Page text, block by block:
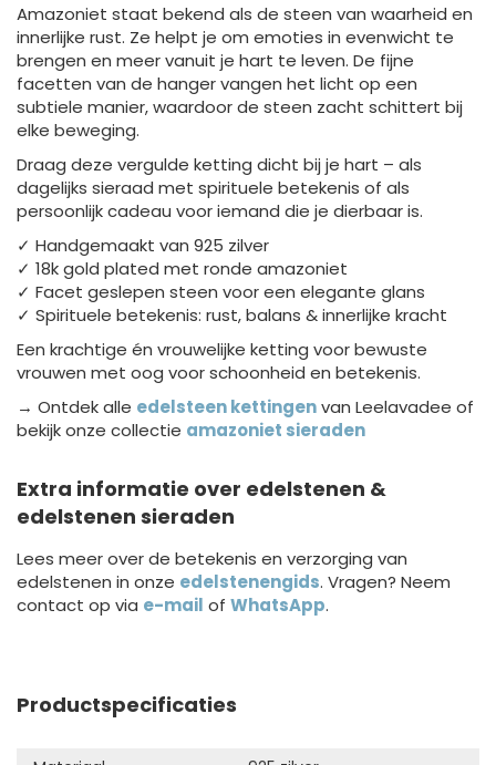
Amazoniet staat bekend als de steen van waarheid en
innerlijke rust. Ze helpt je om emoties in evenwicht te
brengen en meer vanuit je hart te leven. De fijne
facetten van de hanger vangen het licht op een
subtiele manier, waardoor de steen zacht schittert bij
elke beweging.
Draag deze vergulde ketting dicht bij je hart – als
dagelijks sieraad met spirituele betekenis of als
persoonlijk cadeau voor iemand die je dierbaar is.
✓ Handgemaakt van 925 zilver
✓ 18k gold plated met ronde amazoniet
✓ Facet geslepen steen voor een elegante glans
✓ Spirituele betekenis: rust, balans & innerlijke kracht
Een krachtige én vrouwelijke ketting voor bewuste
vrouwen met oog voor schoonheid en betekenis.
→ Ontdek alle edelsteen kettingenvan Leelavadee of
bekijk onze collectie amazoniet sieraden
Extra informatie over edelstenen &
edelstenen sieraden
Lees meer over de betekenis en verzorging van
edelstenen in onze edelstenengids. Vragen? Neem
contact op via e-mail of WhatsApp.
Productspecificaties